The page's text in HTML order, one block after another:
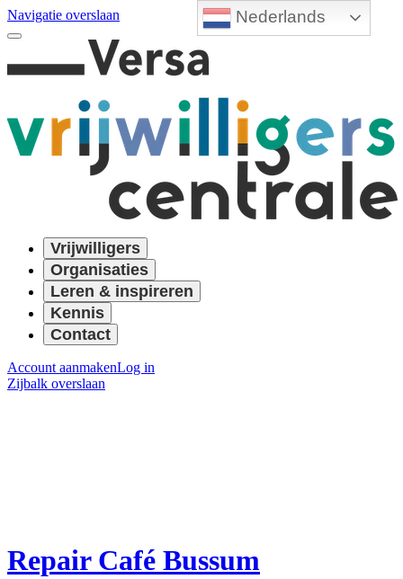
Nederlands
Navigatie overslaan
Vrijwilligers
Organisaties
Leren & inspireren
Kennis
Contact
Account aanmakenLog in
Zijbalk overslaan
Repair Café Bussum